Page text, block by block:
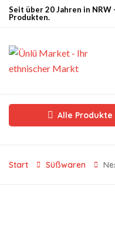
Seit über 20 Jahren in
Produkten.
Alle Produkte
Start Süßwaren